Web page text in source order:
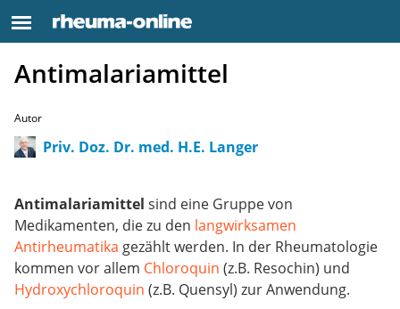
Antimalariamittel
Autor
Priv. Doz. Dr. med. H.E. Langer
Antimalariamittel sind eine Gruppe von
Medikamenten, die zu den langwirksamen
Antirheumatika gezählt werden. In der Rheumatologie
kommen vor allem Chloroquin (z.B. Resochin) und
Hydroxychloroquin (z.B. Quensyl) zur Anwendung.